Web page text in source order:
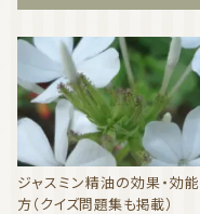
ジャスミン精油の効果・効能・使い
方（クイズ問題集も掲載）